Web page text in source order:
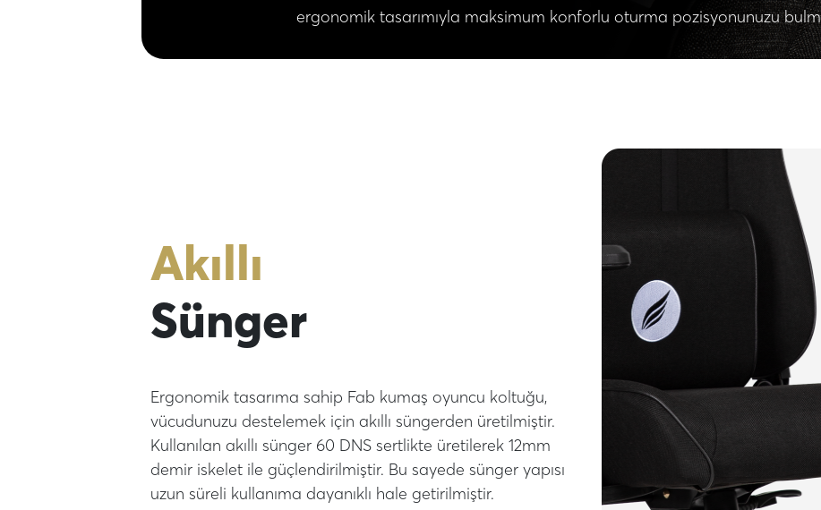
ergonomik tasarımıyla maksimum konforlu oturma pozisyonunuzu
Akıllı
Sünger
Ergonomik tasarıma sahip Fab kumaş oyuncu koltuğu,
vücudunuzu destelemek için akıllı süngerden üretilmiştir.
Kullanılan akıllı sünger 60 DNS sertlikte üretilerek 12mm
demir iskelet ile güçlendirilmiştir. Bu sayede sünger yapısı
uzun süreli kullanıma dayanıklı hale getirilmiştir.